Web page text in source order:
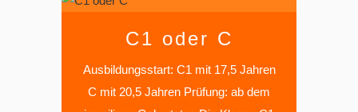
C1 oder C
Ausbildungsstart: C1 mit 17,5 Jahren
C mit 20,5 Jahren Prüfung: ab dem